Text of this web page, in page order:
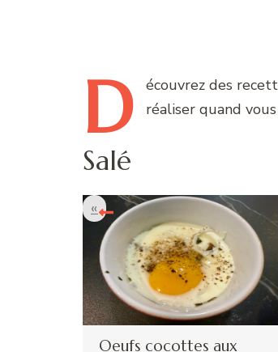
D écouvrez des
réaliser quand
Salé
Oeufs cocottes aux
«